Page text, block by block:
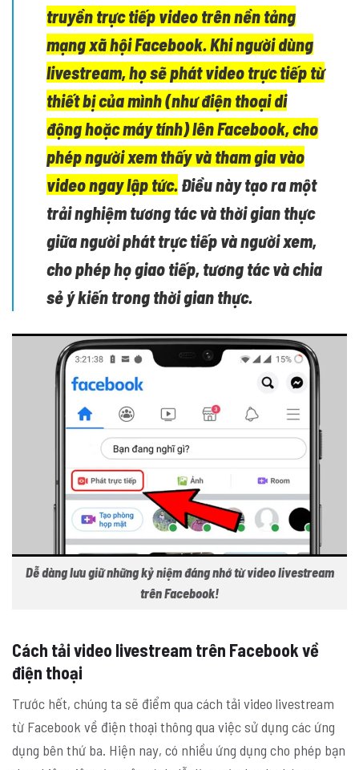
truyền trực tiếp video trên nền tảng
mạng xã hội Facebook. Khi người dùng
livestream, họ sẽ phát video trực tiếp từ
thiết bị của mình (như điện thoại di
động hoặc máy tính) lên Facebook, cho
phép người xem thấy và tham gia vào
video ngay lập tức.Điều này tạo ra một
trải nghiệm tương tác và thời gian thực
giữa người phát trực tiếp và người xem,
cho phép họ giao tiếp, tương tác và chia
sẻ ý kiến trong thời gian thực.
Dễ dàng lưu giữ những kỷ niệm đáng nhớ từ video livestream
trên Facebook!
Cách tải video livestream trên Facebook về
điện thoại
Trước hết, chúng ta sẽ điểm qua cách tải video livestream
từ Facebook về điện thoại thông qua việc sử dụng các ứng
dụng bên thứ ba. Hiện nay, có nhiều ứng dụng cho phép bạn